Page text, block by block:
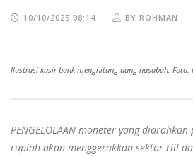
10/10/2025 08:14 BY ROHMAN
Ilustrasi kasir bank menghitung uang nasabah. Foto:
PENGELOLAAN moneter yang
rupiah akan menggerakkan sektor riil